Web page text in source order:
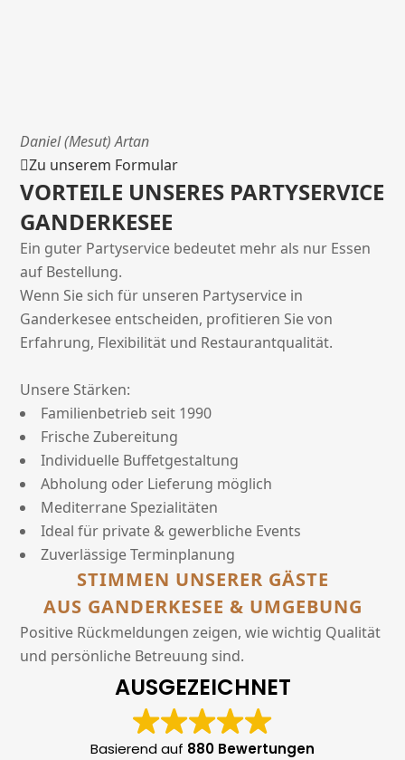
Daniel (Mesut) Artan
Zu unserem Formular
VORTEILE UNSERES PARTYSERVICE
GANDERKESEE
Ein guter Partyservice bedeutet mehr als nur Essen
auf Bestellung.
Wenn Sie sich für unseren Partyservice in
Ganderkesee entscheiden, profitieren Sie von
Erfahrung, Flexibilität und Restaurantqualität.
Unsere Stärken:
Familienbetrieb seit 1990
Frische Zubereitung
Individuelle Buffetgestaltung
Abholung oder Lieferung möglich
Mediterrane Spezialitäten
Ideal für private & gewerbliche Events
Zuverlässige Terminplanung
STIMMEN UNSERER GÄSTE
AUS GANDERKESEE & UMGEBUNG
Positive Rückmeldungen zeigen, wie wichtig Qualität
und persönliche Betreuung sind.
AUSGEZEICHNET
Basierend auf 880 Bewertungen